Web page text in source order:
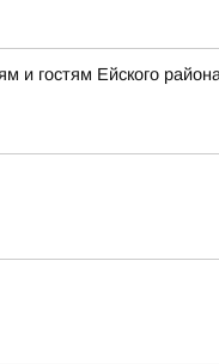
гостям Ейского